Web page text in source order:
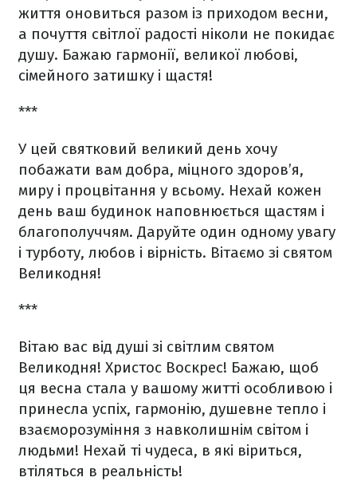
життя оновиться разом із приходом весни,
а почуття світлої радості ніколи не покидає
душу. Бажаю гармонії, великої любові,
сімейного затишку і щастя!
***
У цей святковий великий день хочу
побажати вам добра, міцного здоров’я,
миру і процвітання у всьому. Нехай кожен
день ваш будинок наповнюється щастям і
благополуччям. Даруйте один одному увагу
і турботу, любов і вірність. Вітаємо зі святом
Великодня!
***
Вітаю вас від душі зі світлим святом
Великодня! Христос Воскрес! Бажаю, щоб
ця весна стала у вашому житті особливою і
принесла успіх, гармонію, душевне тепло і
взаєморозуміння з навколишнім світом і
людьми! Нехай ті чудеса, в які віриться,
втіляться в реальність!